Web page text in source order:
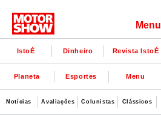
Menu
IstoÉ Dinheiro Revista IstoÉ
Planeta Esportes Menu
Notícias Avaliações Colunistas Clássicos